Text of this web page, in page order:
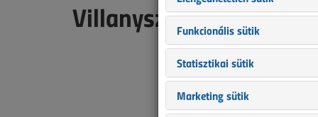
Villanyszerelők Lapja
A fény
netadmin
Funkcionális sütik
Statisztikai sütik
Marketing sütik